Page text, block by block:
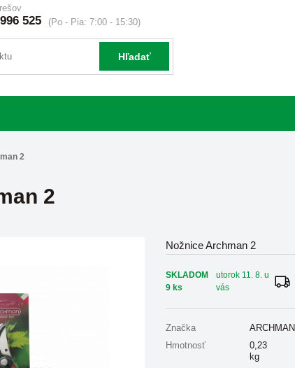
525 (Po - Pia: 7:00 - 15:30)
Hľadať
2
2
Nožnice Archman 2
SKLADOM
9 ks
utorok 11. 8. u
vás
Značka
ARCHMAN
Hmotnosť
0,23
kg